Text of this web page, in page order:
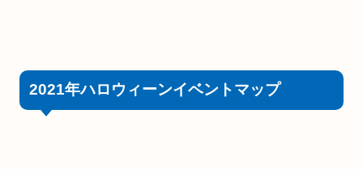
2021年ハロウィーンイベントマップ